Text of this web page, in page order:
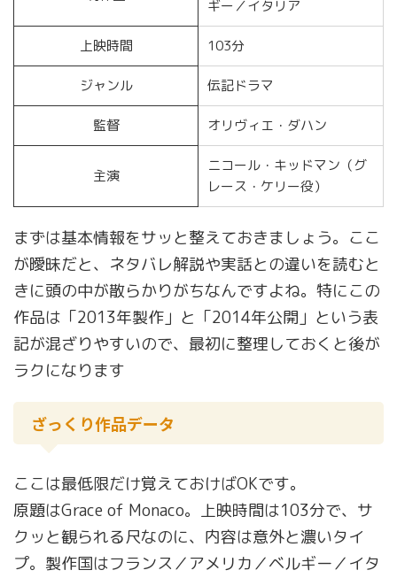
ギー／イタリア
上映時間 103分
ジャンル 伝記ドラマ
監督 オリヴィエ・ダハン
主演
ニコール・キッドマン（グ
レース・ケリー役）
まずは基本情報をサッと整えておきましょう。ここ
が曖昧だと、ネタバレ解説や実話との違いを読むと
きに頭の中が散らかりがちなんですよね。特にこの
作品は「2013年製作」と「2014年公開」という表
記が混ざりやすいので、最初に整理しておくと後が
ラクになります
ざっくり作品データ
ここは最低限だけ覚えておけばOKです。
原題はGrace of Monaco。上映時間は103分で、サ
クッと観られる尺なのに、内容は意外と濃いタイ
プ。製作国はフランス／アメリカ／ベルギー／イタ